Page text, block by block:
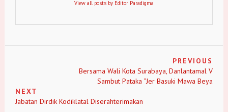
View all posts by Editor Paradigma
PREVIOUS
Bersama Wali Kota Surabaya, Danlantamal V
Sambut Pataka “Jer Basuki Mawa Beya
NEXT
Jabatan Dirdik Kodiklatal Diserahterimakan